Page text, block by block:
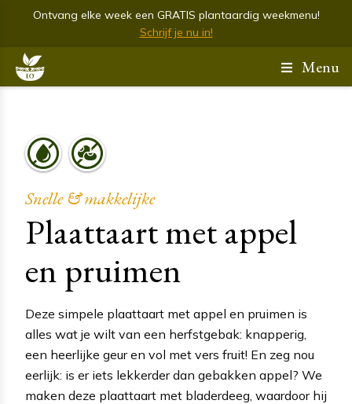
Ontvang elke week een GRATIS plantaardig weekmenu!
Schrijf je nu in!
Menu
Snelle & makkelijke
Plaattaart met appel
en pruimen
Deze simpele plaattaart met appel en pruimen is
alles wat je wilt van een herfstgebak: knapperig,
een heerlijke geur en vol met vers fruit! En zeg nou
eerlijk: is er iets lekkerder dan gebakken appel? We
maken deze plaattaart met bladerdeeg, waardoor hij